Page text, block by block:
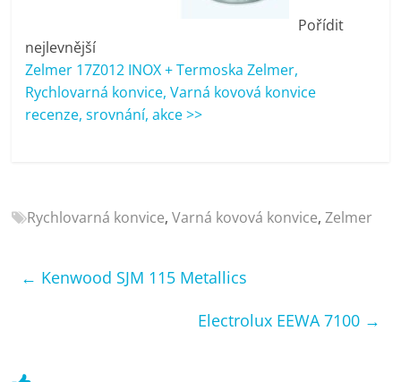
porovnání
Elektro
OK,
recenze,
telefony,
Pořídit
nejlevnější
Zelmer 17Z012 INOX + Termoska Zelmer,
Rychlovarná konvice, Varná kovová konvice
recenze, srovnání, akce >>
Rychlovarná konvice,Varná kovová konvice,Zelmer
← Kenwood SJM 115 Metallics
Electrolux EEWA 7100 →